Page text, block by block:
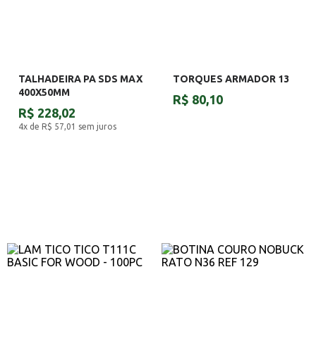
TALHADEIRA PA SDS MAX
400X50MM
R$ 228,02
4x de R$ 57,01 sem juros
TORQUES ARMADOR 13
R$ 80,10